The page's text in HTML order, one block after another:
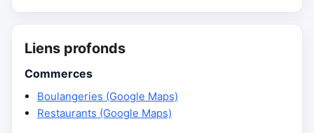
Liens profonds
Commerces
Boulangeries (Google Maps)
Restaurants (Google Maps)